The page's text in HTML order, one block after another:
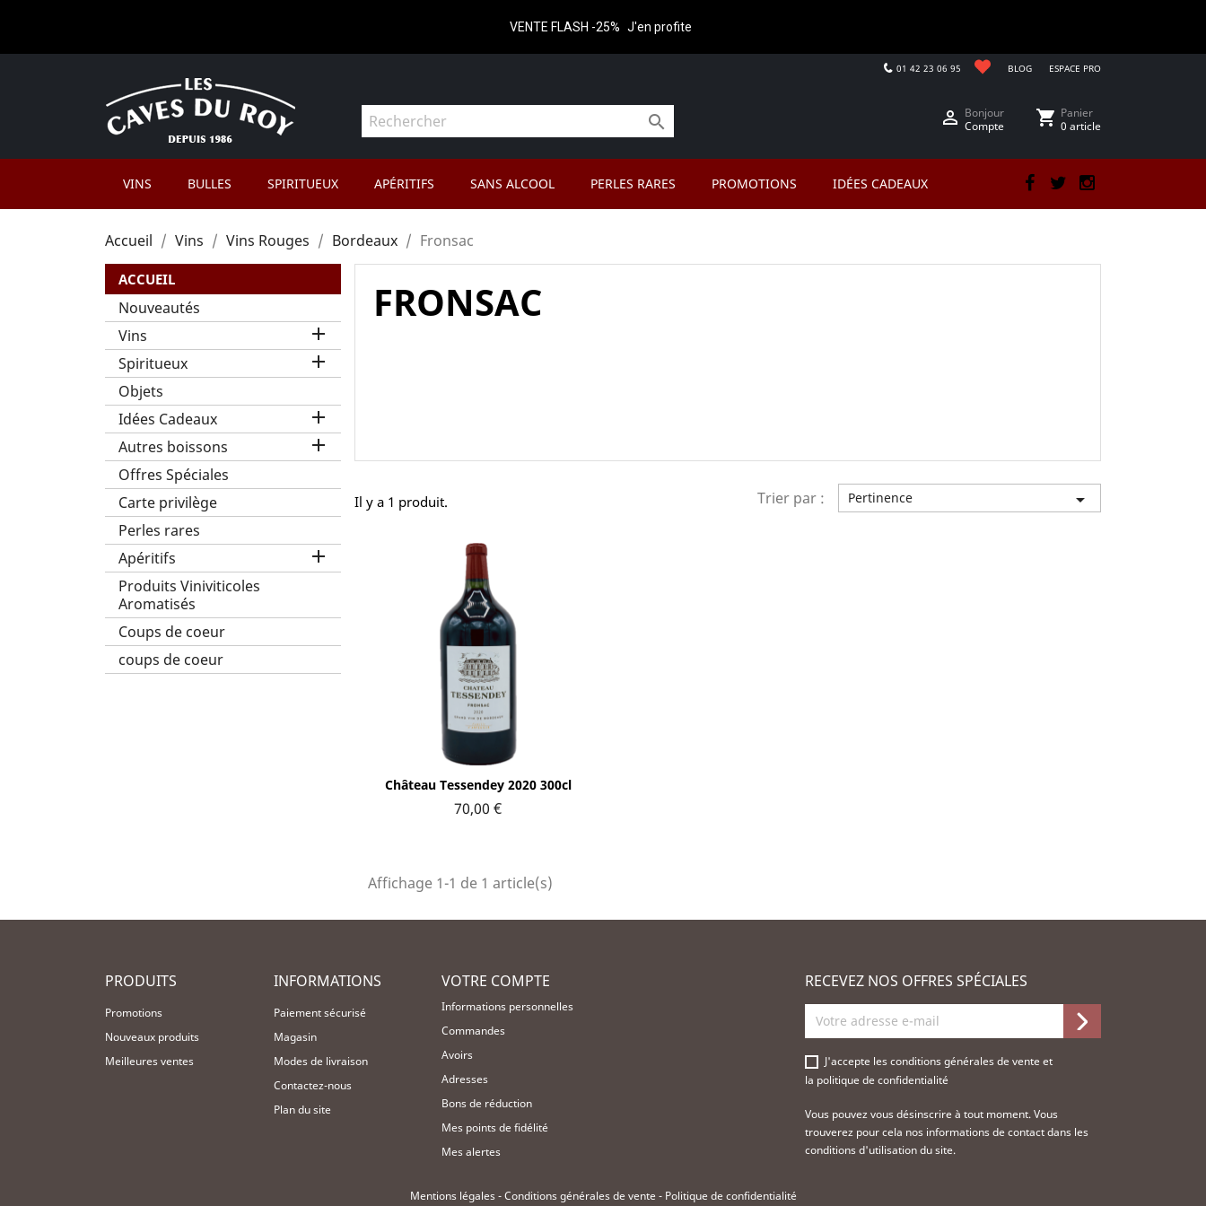
VENTE FLASH -25% J'en profite
BLOG ESPACE PRO
01 42 23 06 95
 shopping_cart Panier
0 article
 Bonjour
Compte
VINS BULLES SPIRITUEUX APÉRITIFS SANS ALCOOL PERLES RARES PROMOTIONS IDÉES CADEAUX Facebook
Accueil Vins Vins Rouges Bordeaux Fronsac
ACCUEIL
Nouveautés
Vins

Spiritueux 
Objets
Idées Cadeaux

Autres boissons 
Offres Spéciales
Carte privilège
Perles rares
Apéritifs

Produits Viniviticoles
Aromatisés
Coups de coeur
coups de coeur
FRONSAC
Il y a 1 produit. Trier par : Pertinence 
Château Tessendey 2020 300cl
70,00 €
Aperçu rapide
Affichage 1-1 de 1 article(s)
PRODUITS
Promotions
Nouveaux produits
Meilleures ventes
INFORMATIONS
Paiement sécurisé
Magasin
Modes de livraison
Contactez-nous
Plan du site
VOTRE COMPTE
Informations personnelles
Commandes
Avoirs
Adresses
Bons de réduction
Mes points de fidélité
Mes alertes
RECEVEZ NOS OFFRES SPÉCIALES
J'accepte lesconditions générales de vente et
la politique de confidentialité
Vous pouvez vous désinscrire à tout moment. Vous
trouverez pour cela nos informations de contact dans les
conditions d'utilisation du site.
Mentions légales-Conditions générales de vente - Politique de confidentialité